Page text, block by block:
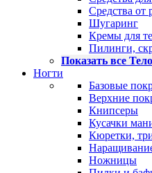
Средства от
Шугаринг
Кремы для
Пилинги,
Показать все Тело
Ногти
Базовые
Верхние
Книпсеры
Кусачки
Кюретки,
Ножницы